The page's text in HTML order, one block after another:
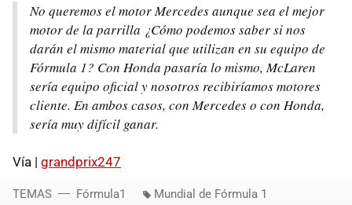
No queremos el motor Mercedes aunque sea el mejor
motor de la parrilla ¿Cómo podemos saber si nos
darán el mismo material que utilizan en su equipo de
Fórmula 1? Con Honda pasaría lo mismo, McLaren
sería equipo oficial y nosotros recibiríamos motores
cliente. En ambos casos, con Mercedes o con Honda,
sería muy difícil ganar.
Vía | grandprix247
TEMAS Fórmula1 Mundial de Fórmula 1